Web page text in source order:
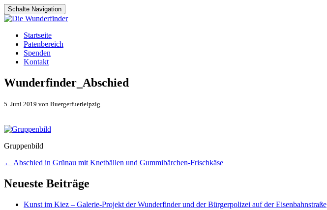
Schalte Navigation
Zum
Inhalt
springen
Startseite
Patenbereich
Spenden
Kontakt
Wunderfinder_Abschied
5. Juni 2019 von Buergerfuerleipzig
Gruppenbild
Artikel-
Navigation
← Abschied in Grünau mit Knetbällen und Gummibärchen-Frischkäse
Neueste Beiträge
Kunst im Kiez – Galerie-Projekt der Wunderfinder und der Bürgerpolizei auf der Eisenbahnstraße